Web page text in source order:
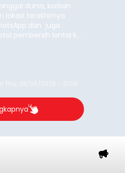
dunia, korban
lokasi terakhirnya
dan juga
pembersih lantai ke